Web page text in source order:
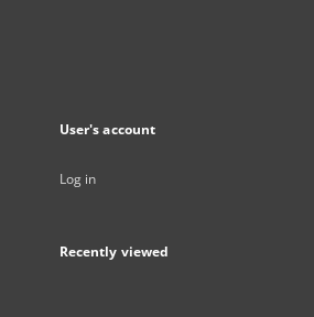
User's account
Log in
Recently viewed